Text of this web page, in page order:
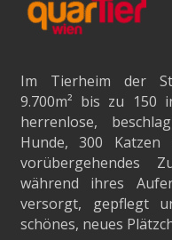
Im Tierheim der
9.700m² bis zu 150
herrenlose,
Hunde, 300
vorübergehendes
während ihres
versorgt, gepflegt
schönes, neues